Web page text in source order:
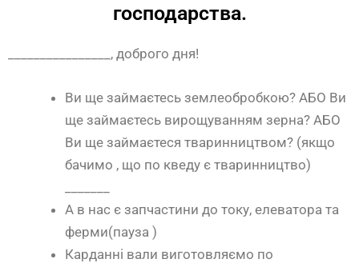
господарства.
________________, доброго дня!
Ви ще займаєтесь землеобробкою? АБО Ви
ще займаєтесь вирощуванням зерна? АБО
Ви ще займаєтеся тваринництвом? (якщо
бачимо , що по кведу є тваринництво)
А в нас є запчастини до току, елеватора та
ферми(пауза )
Карданні вали виготовляємо по